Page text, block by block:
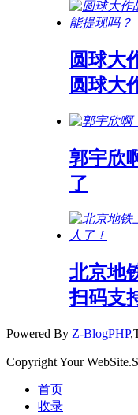
圆球大
圆球大
郭宇欣
了
北京地
扫码支
Powered By Z-BlogPHP
Copyright Your
首页
收录